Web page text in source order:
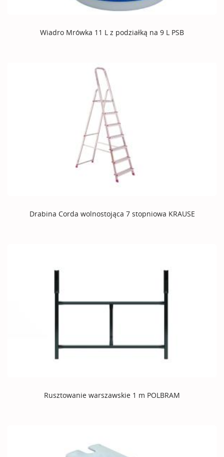
Wiadro Mrówka 11 L z podziałką na 9 L PSB
Drabina Corda wolnostojąca 7 stopniowa KRAUSE
Rusztowanie warszawskie 1 m POLBRAM